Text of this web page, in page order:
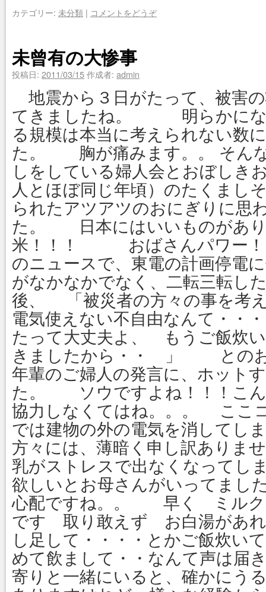
カテゴリー: 未分類 | コメントをどうぞ
未曾有の大惨事
投稿日: 2011/03/15作成者: admin
地震から３日がたって、被害
てきましたね。 明らかにな
る規模は本当に考えられない数
た。 胸が痛みます。。 そん
しをしている婦人会とおぼしき
人とほぼ同じ年頃）のたくまし
られたアツアツのおにぎりに思
た。 日本にはいいものがあ
米！！！ おばさんパワー！
のニュースで、東電の計画停電
がなかなかでなく、二転三転し
後、 「被災者の方々の事を考
電気使えない不自由なんて
たって大丈夫よ、 もうご飯炊
きましたから・・ 」 とのお
年輩のご婦人の発言に、ホット
た。 ソウですよね！！！こん
協力しなくてはね。。。 ここ
では建物の外の電気を消してし
方々には、薄暗く申し訳ありま
乳がストレスで出なくなってし
欲しいとお母さんがいってま
心配ですね。。 早く ミルク
です 取り敢えず お白湯があ
し足して・・・・とかご飯炊い
めて飲まして・・なんて声は
寄りと一緒にいると、確かにう